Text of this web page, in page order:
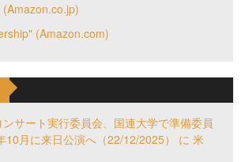
(Amazon.co.jp)
(Amazon.com)
サート実行委員会、国連大学で準備委員
月に来日公演へ（22/12/2025）
に 米